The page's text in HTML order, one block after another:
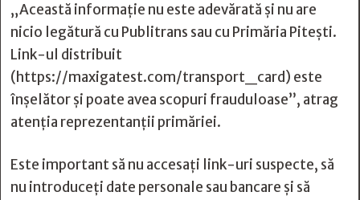
„Această informație nu este adevărată și nu are
nicio legătură cu Publitrans sau cu Primăria Pitești.
Link-ul distribuit
(https://maxigatest.com/transport_card) este
înșelător și poate avea scopuri frauduloase”, atrag
atenția reprezentanții primăriei.
Este important să nu accesați link-uri suspecte, să
nu introduceți date personale sau bancare și să